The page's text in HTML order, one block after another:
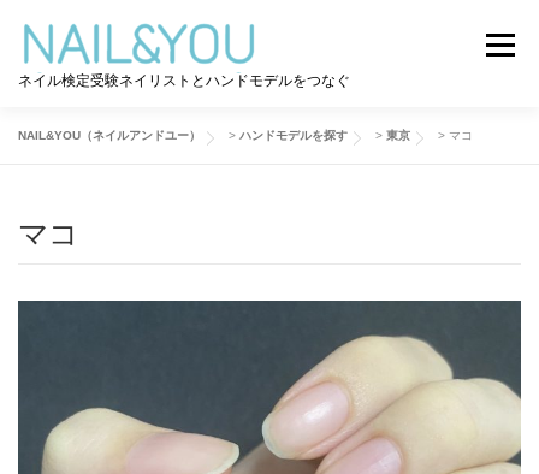
ネイル検定受験ネイリストとハンドモデルをつなぐ
メニュー
ハンドモデルを探す
NAIL&YOU（ネイルアンドユー） > ハンドモデルを探す > 東京 > マコ
マコ